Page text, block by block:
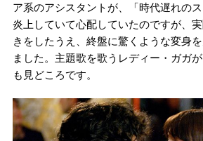
ア系のアシスタントが、「時代遅れの
炎上していて心配していたのですが、
きをしたうえ、終盤に驚くような変身
ました。主題歌を歌うレディー・ガガ
も見どころです。